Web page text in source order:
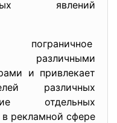
явлений
различными
и привлекает
различных
отдельных
в рекламной сфере